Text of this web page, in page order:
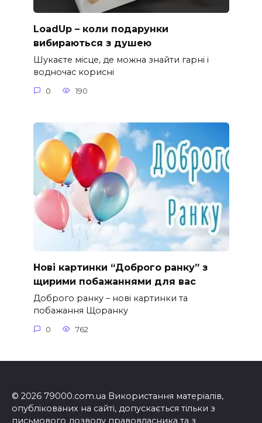
LoadUp – коли подарунки
вибираються з душею
Шукаєте місце, де можна знайти гарні і
водночас корисні
0 190
Нові картинки “Доброго ранку” з
щирими побажаннями для вас
Доброго ранку – нові картинки та
побажання Щоранку
0 762
© 2026 79000.com.ua Використання матеріалів,
опублікованих на сайті, допускається тільки з
письмового дозволу правовласника та з